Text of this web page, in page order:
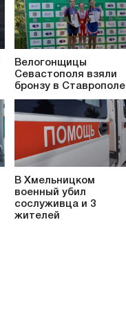
Велогонщицы
Севастополя взяли
бронзу в Ставрополе
В Хмельницком
военный убил
сослуживца и 3
жителей